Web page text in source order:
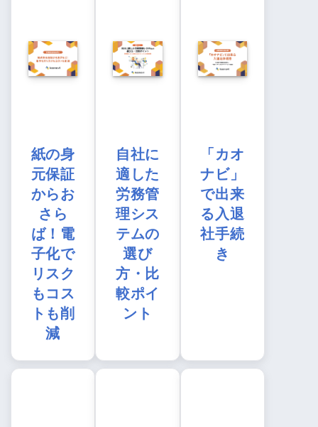
紙の身
元保証
からお
さら
ば！電
子化で
リスク
もコス
トも削
減
自社に
適した
労務管
理シス
テムの
選び
方・比
較ポイ
ント
「カオ
ナビ」
で出来
る入退
社手続
き